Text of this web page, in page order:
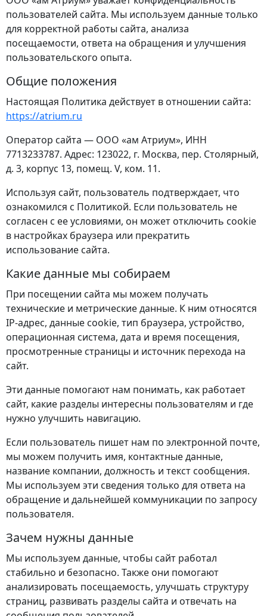
пользователей сайта. Мы используем данные только
для корректной работы сайта, анализа
посещаемости, ответа на обращения и улучшения
пользовательского опыта.
Общие положения
Настоящая Политика действует в отношении сайта:
https://atrium.ru
Оператор сайта — ООО «ам Атриум», ИНН
7713233787. Адрес: 123022, г. Москва, пер. Столярный,
д. 3, корпус 13, помещ. V, ком. 11.
Используя сайт, пользователь подтверждает, что
ознакомился с Политикой. Если пользователь не
согласен с ее условиями, он может отключить cookie
в настройках браузера или прекратить
использование сайта.
Какие данные мы собираем
При посещении сайта мы можем получать
технические и метрические данные. К ним относятся
IP-адрес, данные cookie, тип браузера, устройство,
операционная система, дата и время посещения,
просмотренные страницы и источник перехода на
сайт.
Эти данные помогают нам понимать, как работает
сайт, какие разделы интересны пользователям и где
нужно улучшить навигацию.
Если пользователь пишет нам по электронной почте,
мы можем получить имя, контактные данные,
название компании, должность и текст сообщения.
Мы используем эти сведения только для ответа на
обращение и дальнейшей коммуникации по запросу
пользователя.
Зачем нужны данные
Мы используем данные, чтобы сайт работал
стабильно и безопасно. Также они помогают
анализировать посещаемость, улучшать структуру
страниц, развивать разделы сайта и отвечать на